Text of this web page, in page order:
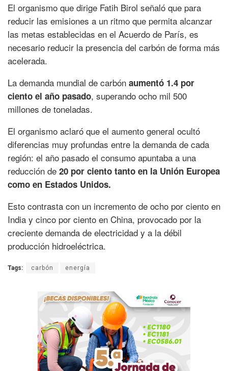
El organismo que dirige Fatih Birol señaló que para
reducir las emisiones a un ritmo que permita alcanzar
las metas establecidas en el Acuerdo de París, es
necesario reducir la presencia del carbón de forma más
acelerada.
La demanda mundial de carbón aumentó 1.4 por
ciento el año pasado, superando ocho mil 500
millones de toneladas.
El organismo aclaró que el aumento general ocultó
diferencias muy profundas entre la demanda de cada
región: el año pasado el consumo apuntaba a una
reducción de 20 por ciento tanto en la Unión Europea
como en Estados Unidos.
Esto contrasta con un incremento de ocho por ciento en
India y cinco por ciento en China, provocado por la
creciente demanda de electricidad y a la débil
producción hidroeléctrica.
Tags: carbón energía